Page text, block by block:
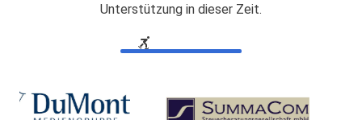
Unterstützung in dieser Zeit.